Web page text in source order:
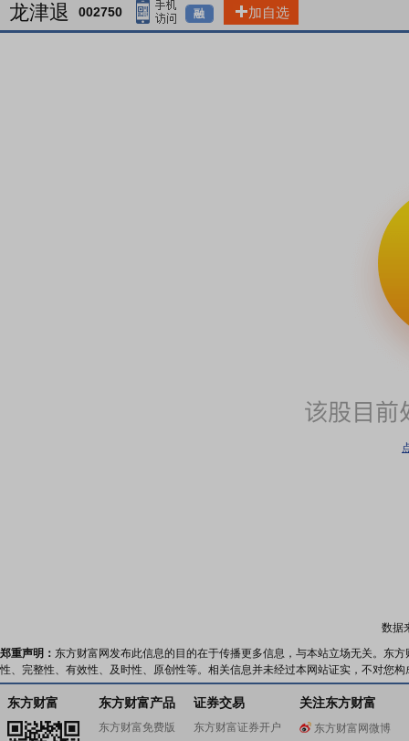
龙津退 002750 融 加自选
数据
郑重声明： 东方财富网发布此信息的目的在于传播更多信息，与本站立场无关。东
性、完整性、有效性、及时性、原创性等。相关信息并未经过本网站证实，不对您
东方财富 东方财富产品
东方财富免费版
证券交易
东方财富证券开户
关注东方财富
东方财富网微博